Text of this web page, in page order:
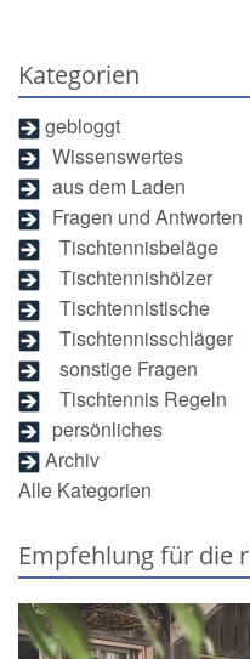
Kategorien
gebloggt
Wissenswertes
aus dem Laden
Fragen und Antworten
Tischtennisbeläge
Tischtennishölzer
Tischtennistische
Tischtennisschläger
sonstige Fragen
Tischtennis Regeln
persönliches
Archiv
Alle Kategorien
Empfehlung für die